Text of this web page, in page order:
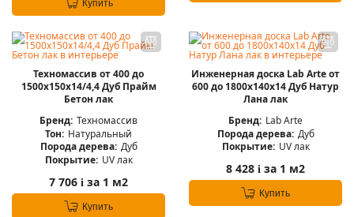
Купить
Техномассив от 400 до
1500х150х14/4,4 Дуб Прайм
Бетон лак
Бренд: Техномассив
Тон: Натуральный
Порода дерева: Дуб
Покрытие: UV лак
7 706 i за 1 м2
Купить
Инженерная доска Lab Arte от
600 до 1800х140х14 Дуб Натур
Лана лак
Бренд: Lab Arte
Порода дерева: Дуб
Покрытие: UV лак
8 428 i за 1 м2
Купить